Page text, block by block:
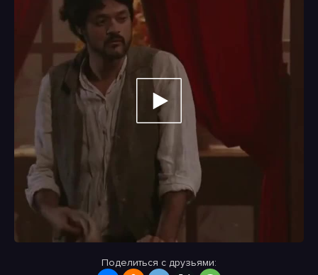
Поделиться с друзьями: